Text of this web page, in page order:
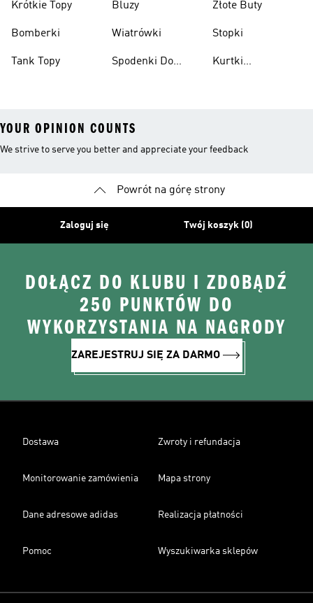
Krótkie Topy
Bomberki
Tank Topy
Bluzy
Wiatrówki
Spodenki Do
Złote Buty
Stopki
Kurtki
YOUR OPINION COUNTS
We strive to serve you better and appreciate your feedback
Powrót na górę strony
Zaloguj się Twój koszyk (0)
DOŁĄCZ DO KLUBU I ZDOBĄDŹ
250 PUNKTÓW DO
WYKORZYSTANIA NA NAGRODY
ZAREJESTRUJ SIĘ ZA DARMO
Dostawa Zwroty i refundacja
Monitorowanie zamówienia Mapa strony
Dane adresowe adidas Realizacja płatności
Pomoc Wyszukiwarka sklepów